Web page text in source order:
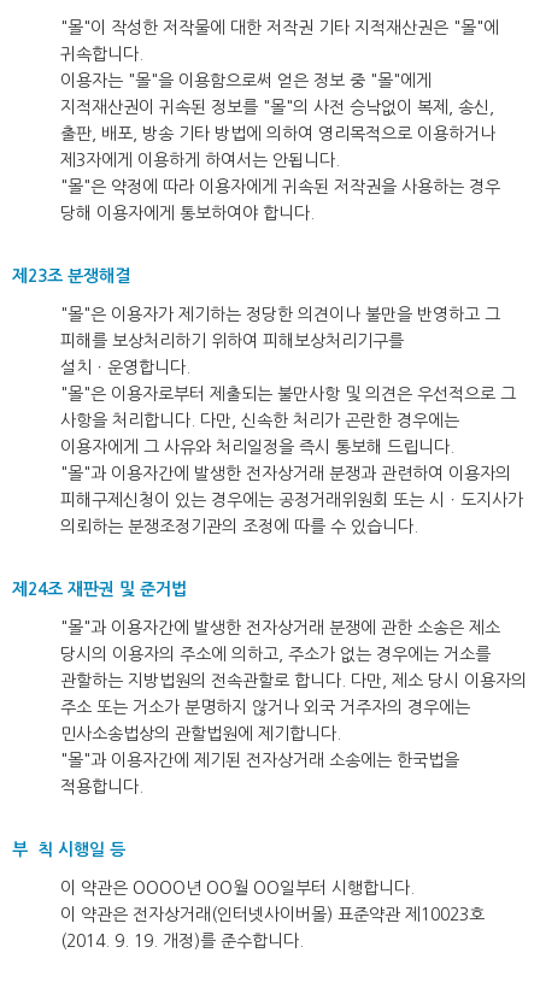
"몰"이 작성한 저작물에 대한 저작권 기타 지적재산권은 "몰"에
귀속합니다.
이용자는 "몰"을 이용함으로써 얻은 정보 중 "몰"에게
지적재산권이 귀속된 정보를 "몰"의 사전 승낙없이 복제, 송신,
출판, 배포, 방송 기타 방법에 의하여 영리목적으로 이용하거나
제3자에게 이용하게 하여서는 안됩니다.
"몰"은 약정에 따라 이용자에게 귀속된 저작권을 사용하는 경우
당해 이용자에게 통보하여야 합니다.
제23조 분쟁해결
"몰"은 이용자가 제기하는 정당한 의견이나 불만을 반영하고 그
피해를 보상처리하기 위하여 피해보상처리기구를
설치ㆍ운영합니다.
"몰"은 이용자로부터 제출되는 불만사항 및 의견은 우선적으로 그
사항을 처리합니다. 다만, 신속한 처리가 곤란한 경우에는
이용자에게 그 사유와 처리일정을 즉시 통보해 드립니다.
"몰"과 이용자간에 발생한 전자상거래 분쟁과 관련하여 이용자의
피해구제신청이 있는 경우에는 공정거래위원회 또는 시ㆍ도지사가
의뢰하는 분쟁조정기관의 조정에 따를 수 있습니다.
제24조 재판권 및 준거법
"몰"과 이용자간에 발생한 전자상거래 분쟁에 관한 소송은 제소
당시의 이용자의 주소에 의하고, 주소가 없는 경우에는 거소를
관할하는 지방법원의 전속관할로 합니다. 다만, 제소 당시 이용자의
주소 또는 거소가 분명하지 않거나 외국 거주자의 경우에는
민사소송법상의 관할법원에 제기합니다.
"몰"과 이용자간에 제기된 전자상거래 소송에는 한국법을
적용합니다.
부 칙 시행일 등
이 약관은 OOOO년 OO월 OO일부터 시행합니다.
이 약관은 전자상거래(인터넷사이버몰) 표준약관 제10023호
(2014. 9. 19. 개정)를 준수합니다.